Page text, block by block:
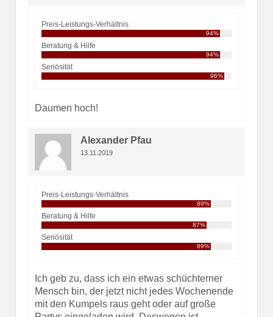
Preis-Leistungs-Verhältnis
94%
Beratung & Hilfe
94%
Seriösität
96%
Daumen hoch!
Alexander Pfau
13.11.2019
Preis-Leistungs-Verhältnis
89%
Beratung & Hilfe
87%
Seriösität
89%
Ich geb zu, dass ich ein etwas schüchterner
Mensch bin, der jetzt nicht jedes Wochenende
mit den Kumpels raus geht oder auf große